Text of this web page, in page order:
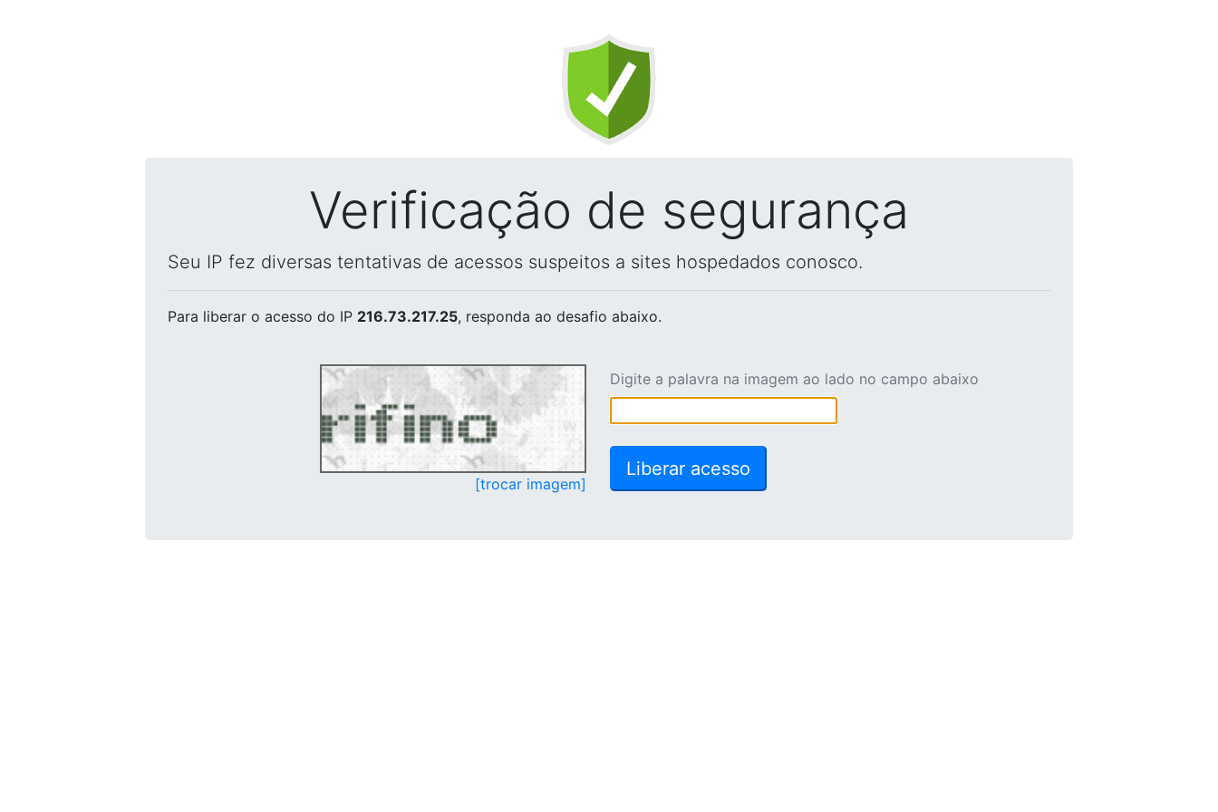
Verificação de segurança
Seu IP fez diversas tentativas de acessos suspeitos a sites hospedados conosco.
Para liberar o acesso do IP 216.73.217.25, responda ao desafio abaixo.
[trocar imagem]
Digite a palavra na imagem ao lado no campo abaixo